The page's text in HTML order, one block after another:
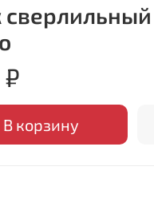
₽
В корзину